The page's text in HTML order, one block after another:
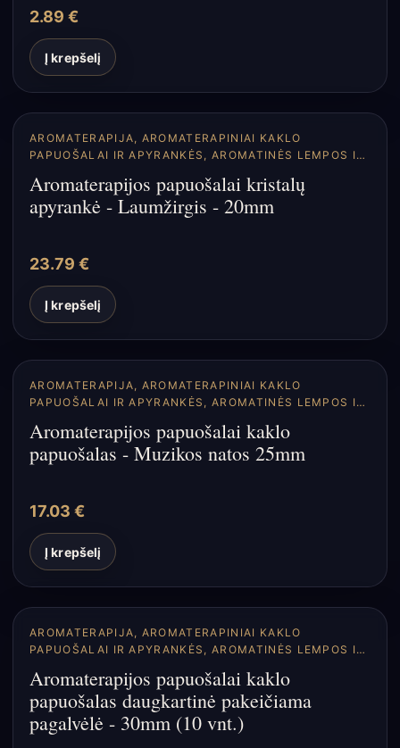
2.89 €
Į krepšelį
AROMATERAPIJA, AROMATERAPINIAI KAKLO
PAPUOŠALAI IR APYRANKĖS , AROMATINĖS LEMPOS IR
Aromaterapijos papuošalai kristalų
apyrankė - Laumžirgis - 20mm
23.79 €
Į krepšelį
AROMATERAPIJA, AROMATERAPINIAI KAKLO
PAPUOŠALAI IR APYRANKĖS , AROMATINĖS LEMPOS IR
Aromaterapijos papuošalai kaklo
papuošalas - Muzikos natos 25mm
17.03 €
Į krepšelį
AROMATERAPIJA, AROMATERAPINIAI KAKLO
PAPUOŠALAI IR APYRANKĖS , AROMATINĖS LEMPOS IR
Aromaterapijos papuošalai kaklo
papuošalas daugkartinė pakeičiama
pagalvėlė - 30mm (10 vnt.)